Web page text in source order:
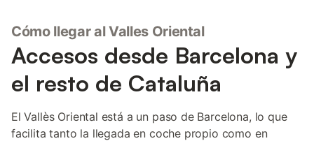
Cómo llegar al Valles Oriental
Accesos desde Barcelona y
el resto de Cataluña
El Vallès Oriental está a un paso de Barcelona, lo que
facilita tanto la llegada en coche propio como en